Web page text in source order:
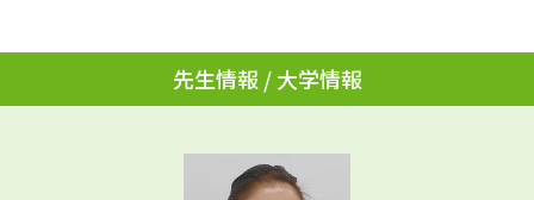
大学進学IDについて
先生情報 / 大学情報